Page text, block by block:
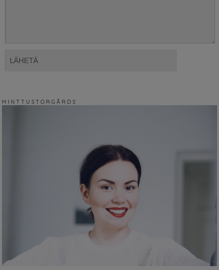
M I N T T U S T O R G Å R D S